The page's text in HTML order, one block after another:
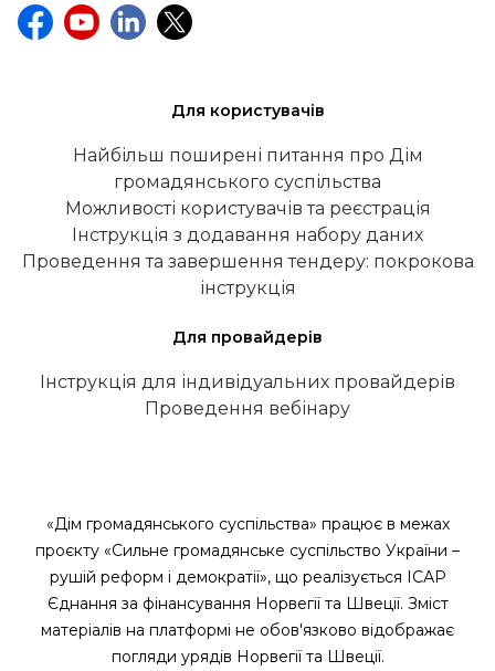
Для користувачів
Найбільш поширені питання про Дім
громадянського суспільства
Можливості користувачів та реєстрація
Інструкція з додавання набору даних
Проведення та завершення тендеру: покрокова
інструкція
Для провайдерів
Інструкція для індивідуальних провайдерів
Проведення вебінару
«Дім громадянського суспільства» працює в межах
проєкту «Сильне громадянське суспільство України –
рушій реформ і демократії», що реалізується ІСАР
Єднання за фінансування Норвегії та Швеції. Зміст
матеріалів на платформі не обов'язково відображає
погляди урядів Норвегії та Швеції.